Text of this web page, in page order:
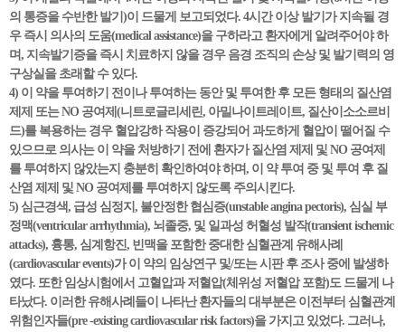
의 통증을 수반한 발기)이 드물게 보고되었다. 4시간 이상 발기가 지속될 경
우 즉시 의사의 도움(medical assistance)을 구하라고 환자에게 알려주어야 하
며, 지속발기증을 즉시 치료하지 않을 경우 음경 조직의 손상 및 발기력의 영
구상실을 초래할 수 있다.
4) 이 약을 투여하기 전이나 투여하는 동안 및 투여한 후 모든 형태의 질산염
제제 또는 NO 공여제(니트로글리세린, 아밀나이트레이트, 질산이소소르비
드)를 복용하는 경우 혈압강하 작용이 증강되어 과도하게 혈압이 떨어질 수
있으므로 의사는 이 약을 처방하기 전에 환자가 질산염 제제 및 NO 공여제
를 투여하지 않았는지 충분히 확인하여야 하며, 이 약 투여 중 및 투여 후 질
산염 제제 및 NO 공여제를 투여하지 않도록 주의시킨다.
5) 심근경색, 급성 심정지, 불안정한 협심증(unstable angina pectoris), 심실 부
정맥(ventricular arrhythmia), 뇌졸중, 및 일과성 허혈성 발작(transient ischemic
attacks), 흉통, 심계항진, 빈맥을 포함한 중대한 심혈관계 유해사례
(cardiovascular events)가 이 약의 임상연구 및/또는 시판 후 조사 중에 발생하
였다. 또한 임상시험에서 고혈압과 저혈압(체위성 저혈압 포함)도 드물게 나
타났다. 이러한 유해사례들이 나타난 환자들의 대부분은 이전부터 심혈관계
위험인자들(pre -existing cardiovascular risk factors)을 가지고 있었다. 그러나,